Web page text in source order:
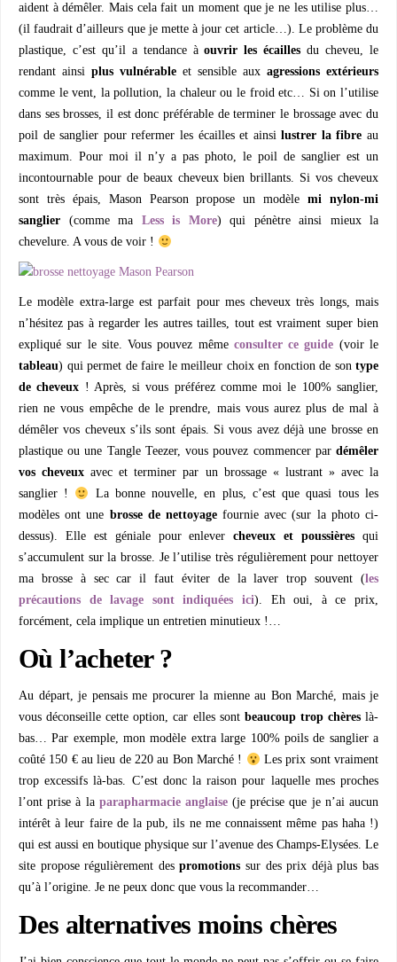
aident à démêler. Mais cela fait un moment que je ne les utilise plus…
(il faudrait d’ailleurs que je mette à jour cet article…). Le problème du
plastique, c’est qu’il a tendance àouvrir les écailles du cheveu, le
rendant ainsi plus vulnérable et sensible aux agressions extérieurs
comme le vent, la pollution, la chaleur ou le froid etc… Si on l’utilise
dans ses brosses, il est donc préférable de terminer le brossage avec du
poil de sanglier pour refermer les écailles et ainsilustrer la fibre au
maximum. Pour moi il n’y a pas photo, le poil de sanglier est un
incontournable pour de beaux cheveux bien brillants. Si vos cheveux
sont très épais, Mason Pearson propose un modèlemi nylon-mi
sanglier (comme ma Less is More) qui pénètre ainsi mieux la
chevelure. A vous de voir !
Le modèle extra-large est parfait pour mes cheveux très longs, mais
n’hésitez pas à regarder les autres tailles, tout est vraiment super bien
expliqué sur le site. Vous pouvez même consulter ce guide (voir le
tableau) qui permet de faire le meilleur choix en fonction de son type
de cheveux ! Après, si vous préférez comme moi le 100% sanglier,
rien ne vous empêche de le prendre, mais vous aurez plus de mal à
démêler vos cheveux s’ils sont épais. Si vous avez déjà une brosse en
plastique ou une Tangle Teezer, vous pouvez commencer par démêler
vos cheveux avec et terminer par un brossage « lustrant » avec la
sanglier !
La bonne nouvelle, en plus, c’est que quasi tous les
modèles ont une brosse de nettoyagefournie avec (sur la photo ci-
dessus). Elle est géniale pour enlevercheveux et poussières qui
s’accumulent sur la brosse. Je l’utilise très régulièrement pour nettoyer
ma brosse à sec car il faut éviter de la laver trop souvent (les
précautions de lavage sont indiquées ici). Eh oui, à ce prix,
forcément, cela implique un entretien minutieux !…
Où l’acheter ?
Au départ, je pensais me procurer la mienne au Bon Marché, mais je
vous déconseille cette option, car elles sont beaucoup trop chèreslà-
bas… Par exemple, mon modèle extra large 100% poils de sanglier a
coûté 150 € au lieu de 220 au Bon Marché !
Les prix sont vraiment
trop excessifs là-bas. C’est donc la raison pour laquelle mes proches
l’ont prise à la parapharmacie anglaise(je précise que je n’ai aucun
intérêt à leur faire de la pub, ils ne me connaissent même pas haha !)
qui est aussi en boutique physique sur l’avenue des Champs-Elysées. Le
site propose régulièrement despromotions sur des prix déjà plus bas
qu’à l’origine. Je ne peux donc que vous la recommander…
Des alternatives moins chères